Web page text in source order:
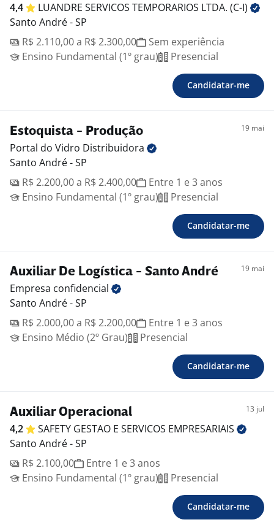
4,4 LUANDRE SERVICOS TEMPORARIOS LTDA. (C-I)
Santo André - SP
R$ 2.110,00 a R$ 2.300,00
Sem experiência
Ensino Fundamental (1º grau)
Presencial
Candidatar-me
Estoquista - Produção 19 mai
Portal do Vidro Distribuidora
Santo André - SP
R$ 2.200,00 a R$ 2.400,00
Entre 1 e 3 anos
Ensino Fundamental (1º grau)
Presencial
Candidatar-me
Auxiliar De Logística - Santo André 19 mai
Empresa confidencial
Santo André - SP
R$ 2.000,00 a R$ 2.200,00
Entre 1 e 3 anos
Ensino Médio (2º Grau)
Presencial
Candidatar-me
Auxiliar Operacional 13 jul
4,2 SAFETY GESTAO E SERVICOS EMPRESARIAIS
Santo André - SP
R$ 2.100,00
Entre 1 e 3 anos
Ensino Fundamental (1º grau)
Presencial
Candidatar-me